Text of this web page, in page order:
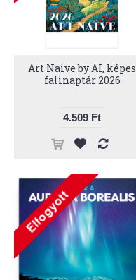
Art Naive by AI, képes
falinaptár 2026
4.509 Ft